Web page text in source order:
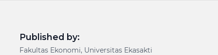
Published by:
Fakultas Ekonomi, Universitas Ekasakti